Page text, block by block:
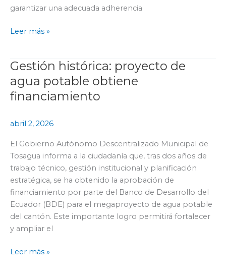
garantizar una adecuada adherencia
Leer más »
Gestión histórica: proyecto de
agua potable obtiene
financiamiento
abril 2, 2026
El Gobierno Autónomo Descentralizado Municipal de
Tosagua informa a la ciudadanía que, tras dos años de
trabajo técnico, gestión institucional y planificación
estratégica, se ha obtenido la aprobación de
financiamiento por parte del Banco de Desarrollo del
Ecuador (BDE) para el megaproyecto de agua potable
del cantón. Este importante logro permitirá fortalecer
y ampliar el
Gestión
proyecto
de
potable
financiamiento
Leer más »